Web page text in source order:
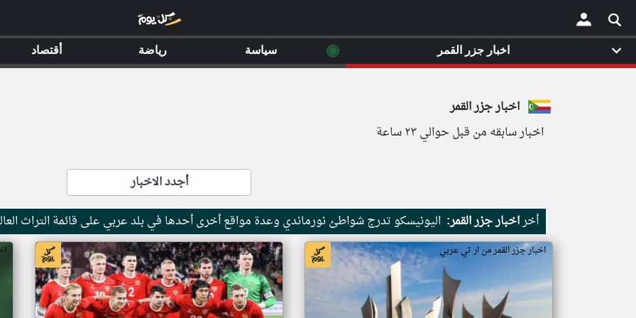
×
اخبار جزر القمر
اخبار سابقه من قبل حوالي ٢٣ ساعة
أجدد الاخبار
أخراخبار جزر القمر: اليونيسكو تدرج شواطئ نورماندي وعدة مواقع أخرى أحدها في بلد عربي على قائمة التراث
اخبار جزر القمر من ار تي عربي اخبار جزر القمر من ار تي عربي
اخبار جزر القمر ◉ سياسة رياضة أقتصاد